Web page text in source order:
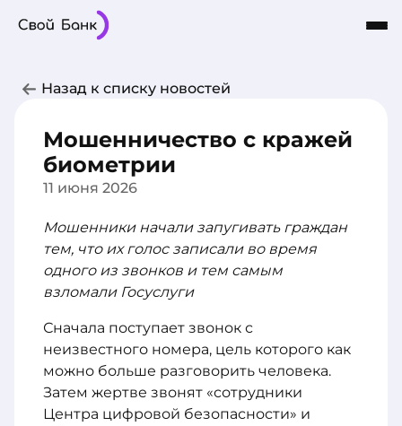
О Банке
Частным лицам
Назад к списку новостей
Мошенничество с кражей
биометрии
11 июня 2026
Мошенники начали запугивать граждан
тем, что их голос записали во время
одного из звонков и тем самым
взломали Госуслуги
Сначала поступает звонок с
неизвестного номера, цель которого как
можно больше разговорить человека.
Затем жертве звонят «сотрудники
Центра цифровой безопасности» и